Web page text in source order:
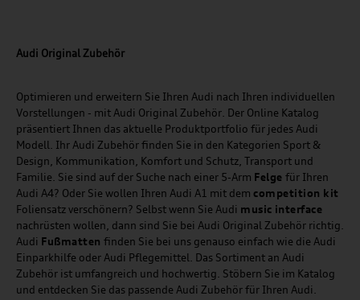
Audi Original Zubehör
Optimieren und erweitern Sie Ihren Audi nach Ihren individuellen
Vorstellungen - mit Audi Original Zubehör. Der Online Katalog
präsentiert Ihnen das aktuelle Produktportfolio für jedes Audi
Modell. Ihr Audi Zubehör finden Sie in den Kategorien Sport &
Design, Kommunikation, Komfort und Schutz, Transport und
Familie. Sie sind auf der Suche nach einer 5-Arm Felge für Ihren
Audi A4? Oder Sie wollen Ihren Audi A1 mit dem competition kit
Foliensatz verschönern? Selbst wenn Sie Audi music interface
nachrüsten wollen, dann sind Sie bei Audi Original Zubehör richtig.
Audi Fußmatten finden Sie bei uns genauso einfach wie die Audi
Einparkhilfe oder Audi Pflegemittel. Das Sortiment an Audi
Zubehör ist umfangreich und hochwertig. Stöbern Sie im Katalog
und entdecken Sie das passende Audi Zubehör für Ihren Audi.